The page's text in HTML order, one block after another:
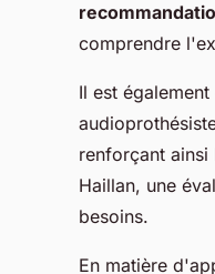
comprendre
Il est
renforçant
Haillan, une
besoins.
En matière